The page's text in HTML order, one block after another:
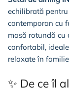
echilibrată
contemporan cu
masă rotundă cu
confortabil,
relaxate în
✨ De ce îl